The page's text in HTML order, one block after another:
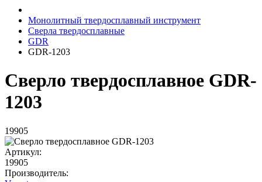
Монолитный твердосплавный инструмент
Сверла твердосплавные
GDR
GDR-1203
Сверло твердосплавное GDR-
1203
19905
Артикул:
19905
Производитель: